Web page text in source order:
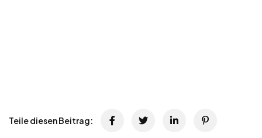
Teile diesen Beitrag: